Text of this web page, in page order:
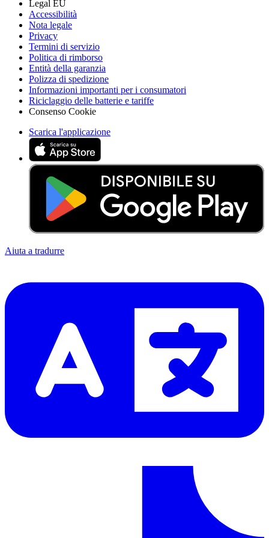
Legal EU
Accessibilità
Nota legale
Privacy
Termini di servizio
Politica di rimborso
Entità della garanzia
Polizza di spedizione
Informazioni importanti per i consumatori
Riciclaggio delle batterie e tariffe
Consenso Cookie
Scarica l'applicazione
Aiuta a tradurre